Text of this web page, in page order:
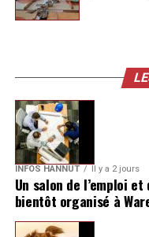
INFOS HANNUT Il y a 2 jours
Un salon de l’emploi
bientôt organisé à